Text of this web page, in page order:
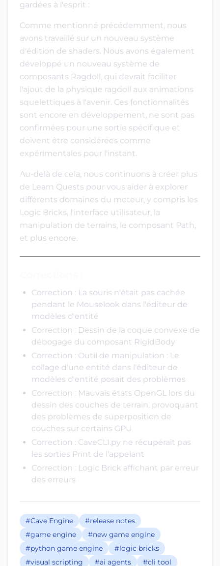
gardées à l'esprit :
Comme mentionné précédemment, nous
avons travaillé sur un nouveau système
d'édition de shaders. Nous avons également
développé un nouveau système de
composants Ragdoll, qui devrait faciliter
l'ajout de la physique ragdoll aux animations
squelettiques à l'avenir. Ces fonctionnalités
sont encore en développement, ne sont pas
confirmées pour une sortie spécifique et
doivent être considérées comme
expérimentales pour l'instant.
Au-delà de cela, nous continuons à créer plus
de Learn Quests pour vous aider à explorer
différents domaines du moteur, y compris les
Logic Bricks, l'interface utilisateur, la
manipulation de terrains, le composant Path,
et plus encore.
Correction : La souris n'était pas cachée
pendant le Mouselook dans l'éditeur de
modèles d'entité
Correction : Dessin de la coque convexe de
débogage du composant RigidBody
Correction : Outil de manipulation : Le
collage d'une entité dans l'éditeur de
modèles d'entité posait des problèmes
Correction : Mauvais états OpenGL lors du
dessin des couches de terrain, provoquant
des problèmes de superposition de
couches sur certains GPU
Correction : CaveCLI.py ne récupérait pas
les sorties Print de l'appelant
Correction : Logic Brick affichant par erreur
des erreurs
#Cave Engine
#release notes
#game engine
#new game engine
#python game engine
#logic bricks
#visual scripting
#ai agents
#cli tool